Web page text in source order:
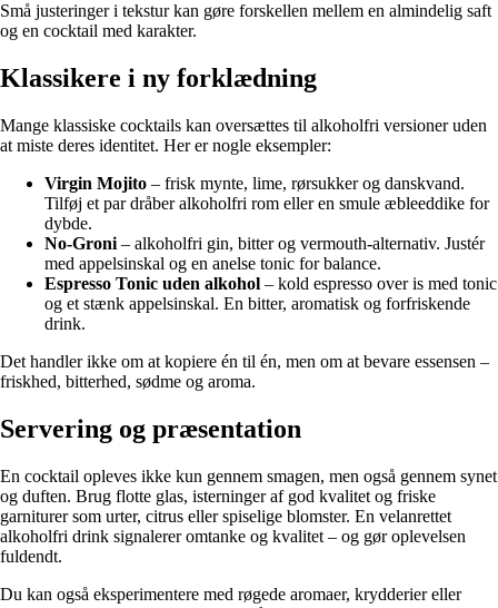
Små justeringer i tekstur kan gøre forskellen mellem en almindelig saft
og en cocktail med karakter.
Klassikere i ny forklædning
Mange klassiske cocktails kan oversættes til alkoholfri versioner uden
at miste deres identitet. Her er nogle eksempler:
Virgin Mojito – frisk mynte, lime, rørsukker og danskvand.
Tilføj et par dråber alkoholfri rom eller en smule æbleeddike for
dybde.
No-Groni – alkoholfri gin, bitter og vermouth-alternativ. Justér
med appelsinskal og en anelse tonic for balance.
Espresso Tonic uden alkohol – kold espresso over is med tonic
og et stænk appelsinskal. En bitter, aromatisk og forfriskende
drink.
Det handler ikke om at kopiere én til én, men om at bevare essensen –
friskhed, bitterhed, sødme og aroma.
Servering og præsentation
En cocktail opleves ikke kun gennem smagen, men også gennem synet
og duften. Brug flotte glas, isterninger af god kvalitet og friske
garniturer som urter, citrus eller spiselige blomster. En velanrettet
alkoholfri drink signalerer omtanke og kvalitet – og gør oplevelsen
fuldendt.
Du kan også eksperimentere med røgede aromaer, krydderier eller